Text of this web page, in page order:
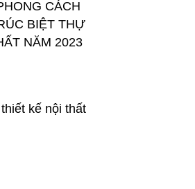
CÁCH
BIỆT THỰ
NĂM 2023
kế nội thất